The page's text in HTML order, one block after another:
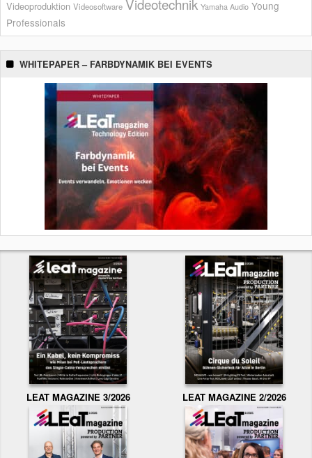
Videoproduktion Videosoftware Videotechnik Yamaha Audio Young
Professionals
WHITEPAPER – FARBDYNAMIK BEI EVENTS
LEAT MAGAZINE 3/2026 LEAT MAGAZINE 2/2026